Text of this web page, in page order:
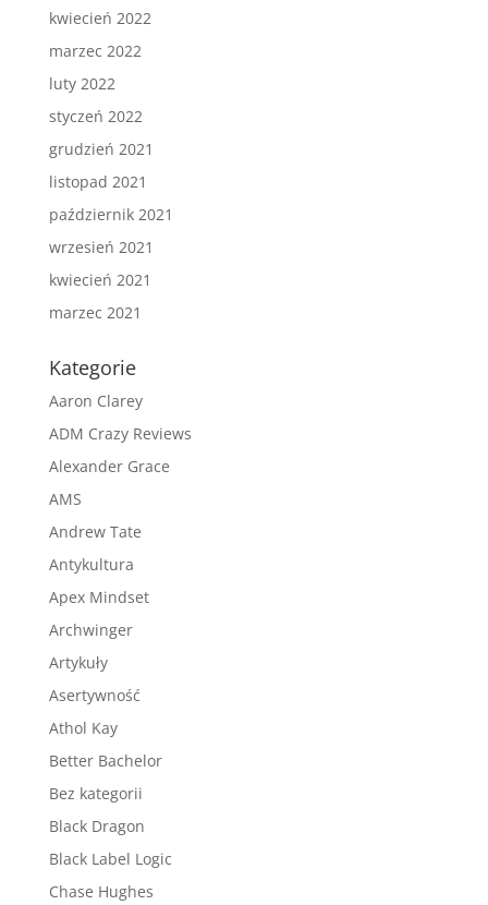
kwiecień 2022
marzec 2022
luty 2022
styczeń 2022
grudzień 2021
listopad 2021
październik 2021
wrzesień 2021
kwiecień 2021
marzec 2021
Kategorie
Aaron Clarey
ADM Crazy Reviews
Alexander Grace
AMS
Andrew Tate
Antykultura
Apex Mindset
Archwinger
Artykuły
Asertywność
Athol Kay
Better Bachelor
Bez kategorii
Black Dragon
Black Label Logic
Chase Hughes